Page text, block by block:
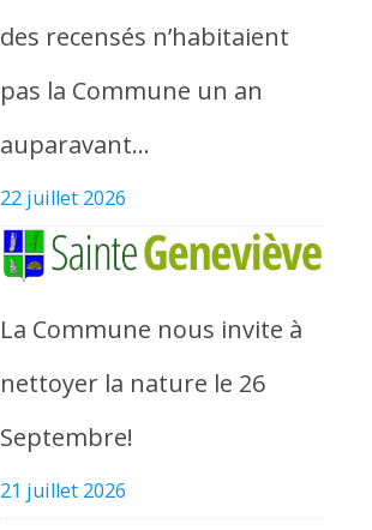
des recensés n’habitaient
pas la Commune un an
auparavant…
22 juillet 2026
La Commune nous invite à
nettoyer la nature le 26
Septembre!
21 juillet 2026